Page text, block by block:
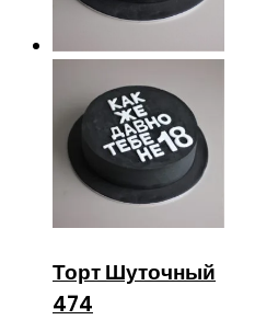
Торт Шуточный
474